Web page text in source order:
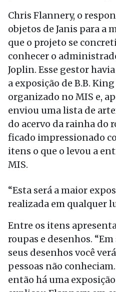
Chris Flannery, o
objetos de Janis para a
que o projeto se
conhecer o
Joplin. Esse gestor
a exposição de B.B.
organizado no MIS e,
enviou uma lista de
do acervo da rainha do
ficado impressionado
itens o que o levou a
MIS.
“Esta será a maior
realizada em qualquer
Entre os itens
roupas e desenhos.
seus desenhos você
pessoas não
então há uma